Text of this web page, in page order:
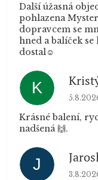
Další úžasná
pohlazena
dopravcem se
hned a balíček
dostal☺️
K
Krásné balení,
nadšená 🙌.
J